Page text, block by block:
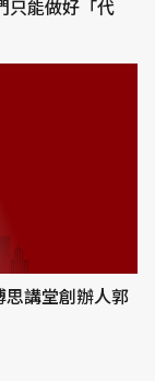
只能做好「代
思講堂創辦人郭